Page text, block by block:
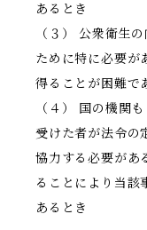
あるとき
（３） 公衆衛生
ために特に必要が
得ることが困難で
（４） 国の機関
受けた者が法令の
協力する必要があ
ることにより当該
あるとき